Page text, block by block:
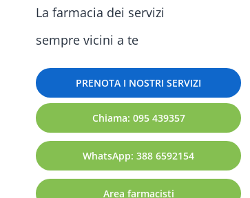
La farmacia dei servizi
sempre vicini a te
PRENOTA I NOSTRI SERVIZI
Chiama: 095 439357
WhatsApp: 388 6592154
Area farmacisti